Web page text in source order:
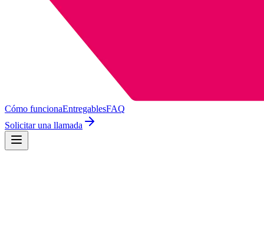
Cómo funcionaEntregablesFAQ
Solicitar una llamada